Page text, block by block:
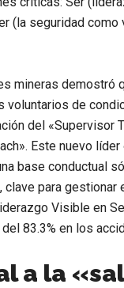
(la seguridad como
mineras demostró
voluntarios de
del «Supervisor
. Este nuevo
base conductual
, clave para gestionar
Visible en
del 83.3% en los
a la